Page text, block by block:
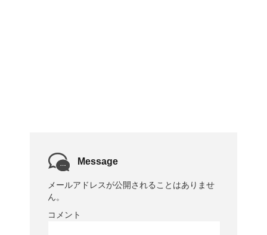
Message
メールアドレスが公開されることはありませ
ん。
コメント